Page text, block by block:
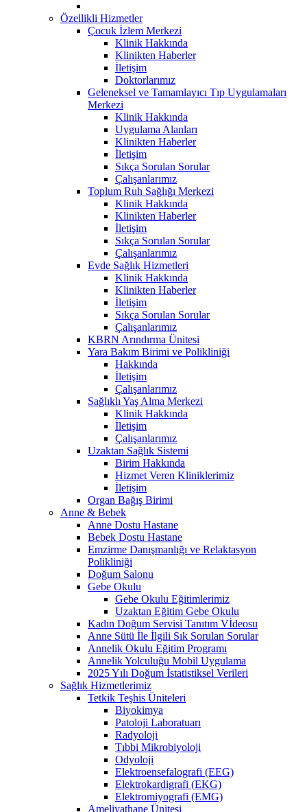
Özellikli Hizmetler
Çocuk İzlem Merkezi
Klinik Hakkında
Klinikten Haberler
İletişim
Doktorlarımız
Geleneksel ve Tamamlayıcı Tıp Uygulamaları
Merkezi
Klinik Hakkında
Uygulama Alanları
Klinikten Haberler
İletişim
Sıkça Sorulan Sorular
Çalışanlarımız
Toplum Ruh Sağlığı Merkezi
Klinik Hakkında
Klinikten Haberler
İletişim
Sıkça Sorulan Sorular
Çalışanlarımız
Evde Sağlık Hizmetleri
Klinik Hakkında
Klinikten Haberler
İletişim
Sıkça Sorulan Sorular
Çalışanlarımız
KBRN Arındırma Ünitesi
Yara Bakım Birimi ve Polikliniği
Hakkında
İletişim
Çalışanlarımız
Sağlıklı Yaş Alma Merkezi
Klinik Hakkında
İletişim
Çalışanlarımız
Uzaktan Sağlık Sistemi
Birim Hakkında
Hizmet Veren Kliniklerimiz
İletişim
Organ Bağış Birimi
Anne & Bebek
Anne Dostu Hastane
Bebek Dostu Hastane
Emzirme Danışmanlığı ve Relaktasyon
Polikliniği
Doğum Salonu
Gebe Okulu
Gebe Okulu Eğitimlerimiz
Uzaktan Eğitim Gebe Okulu
Kadın Doğum Servisi Tanıtım Vİdeosu
Anne Sütü İle İlgili Sık Sorulan Sorular
Annelik Okulu Eğitim Programı
Annelik Yolculuğu Mobil Uygulama
2025 Yılı Doğum İstatistiksel Verileri
Sağlık Hizmetlerimiz
Tetkik Teşhis Üniteleri
Biyokimya
Patoloji Laboratuarı
Radyoloji
Tıbbi Mikrobiyoloji
Odyoloji
Elektroensefalografi (EEG)
Elektrokardigrafi (EKG)
Elektromiyografi (EMG)
Ameliyathane Ünitesi